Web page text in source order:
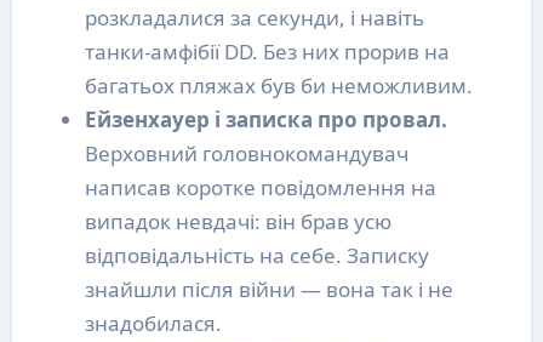
розкладалися за секунди, і навіть
танки-амфібії DD. Без них прорив на
багатьох пляжах був би неможливим.
Ейзенхауер і записка про провал.
Верховний головнокомандувач
написав коротке повідомлення на
випадок невдачі: він брав усю
відповідальність на себе. Записку
знайшли після війни — вона так і не
знадобилася.